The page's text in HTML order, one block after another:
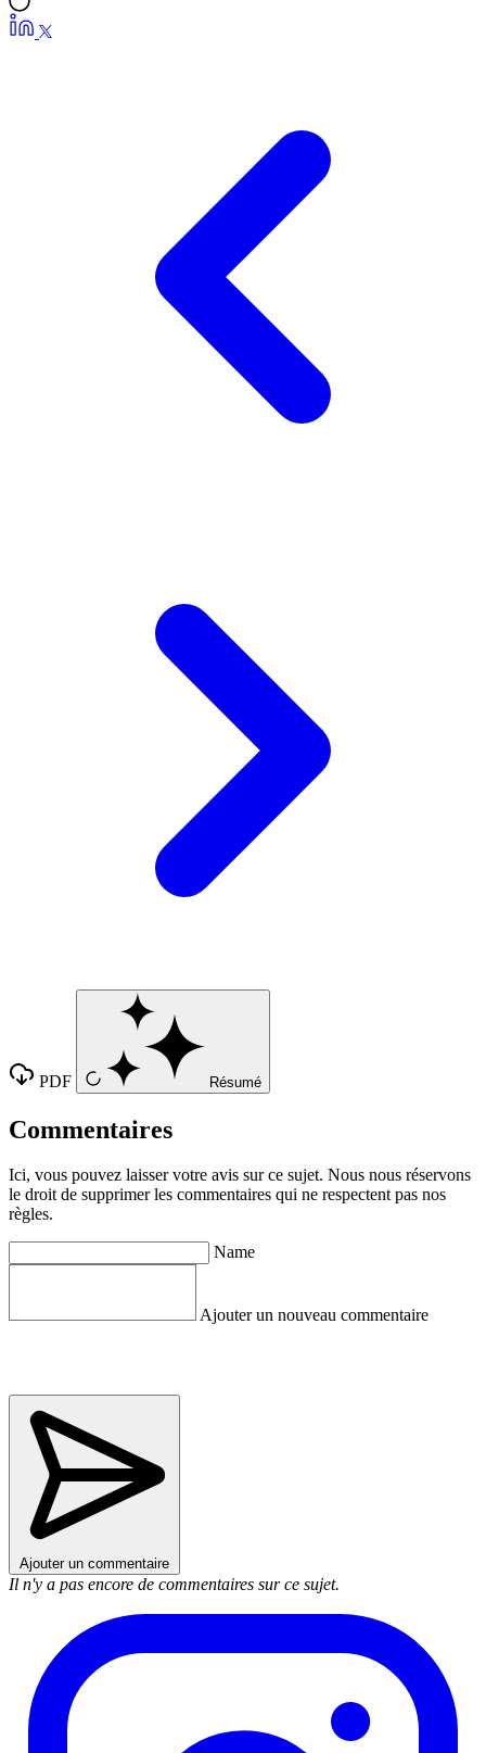
PDF Résumé
Commentaires
Ici, vous pouvez laisser votre avis sur ce sujet. Nous nous réservons
le droit de supprimer les commentaires qui ne respectent pas nos
règles.
Name
Ajouter un nouveau commentaire
Ajouter un commentaire
Il n'y a pas encore de commentaires sur ce sujet.